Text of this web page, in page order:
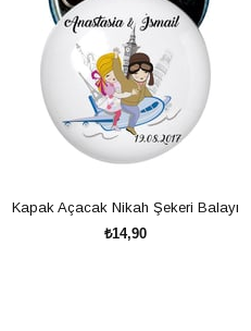
Kapak Açacak Nikah Şekeri Balayı
₺14,90